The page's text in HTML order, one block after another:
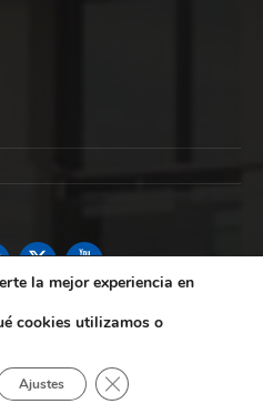
X YouTube
la mejor experiencia en
cookies utilizamos o
Ajustes Cerrar el banner de